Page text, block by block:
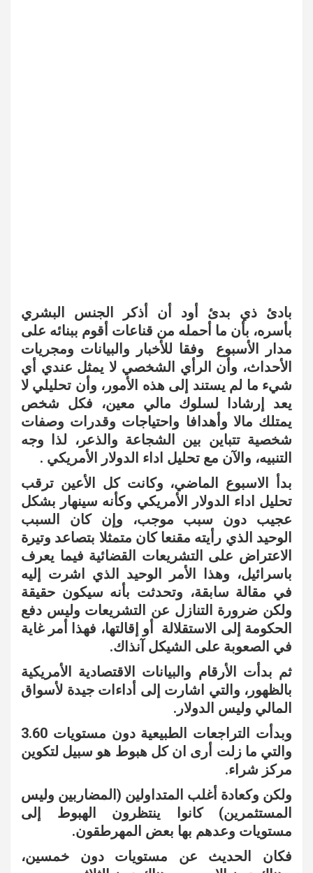
بادئ ذي بدئ أود أن أذكر الجنس البشري
بأسره، بأن ما أحمله من قناعات أقوم ببنائه على
مدار الأسبوع وفقا للأخبار والبيانات ومجريات
الأحداث، وأن الرأي الشخصي لا يمثل عندي أي
شيء ما لم يستند إلى هذه الأمور، وأن تحليلي لا
يعد إرشادا لسلوك مالي معين، فكل شخص
يمتلك مالا وأهدافا واحتياجات وقدرات وصفات
شخصية تتباين بين الشجاعة والذعر، لذا وجه
التنبيه، والآن مع تحليل اداء الدولار الأمريكي .
بدأ الاسبوع الماضي، وكانت كل الأعين ترقب
تحليل اداء الدولار الأمريكي وكأنه سينهار بشكل
عجيب دون سبب موجب، وإن كان السبب
الوحيد الذي رأيته مقنعا كان متمثلا بتصاعد وتيرة
الاعتراض على التشريعات القضائية فيما يعرف
باسرائيل، وهذا الأمر الوحيد الذي اشرت إليه
في مقالة سابقة، وتحدثت بأنه سيكون حقيقة
ولكن ضرورة التنازل عن التشريعات وليس دفع
الحكومة إلى الاستقلالة أو إقالتها، فهذا أمر غاية
في الصعوبة على الشيكل آنذاك.
ثم بدأت الأرقام والبيانات الاقتصادية الأمريكية
بالظهور، والتي اشارت إلى أداءات جيدة لأسواق
المالي وليس الدولار.
وبدأت التراجعات الطبيعية دون مستويات 3.60
والتي ما زلت أرى ان كل هبوط هو سبيل لتكوين
مركز شراء.
ولكن وكعادة أغلب المتداولين (المضاربين وليس
المستثمرين) كانوا ينتظرون الهبوط إلى
مستويات وعدهم بها بعض المهرطقون.
فكان الحديث عن مستويات دون خمسين،